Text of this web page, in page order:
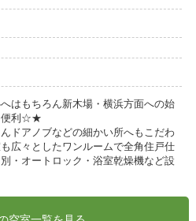
はもちろん新木場・横浜方面への始
便利☆★
ドアノブなどの細かい所へもこだわ
広々としたワンルームで全角住戸仕
・オートロック・浴室乾燥機など設